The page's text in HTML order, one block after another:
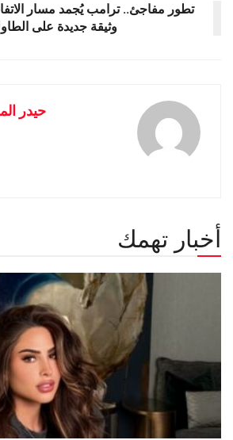
تطور مفاجئ.. ترامب يُجمد مسار
وثيقة جديدة على
حيدر
أخبار تهمك